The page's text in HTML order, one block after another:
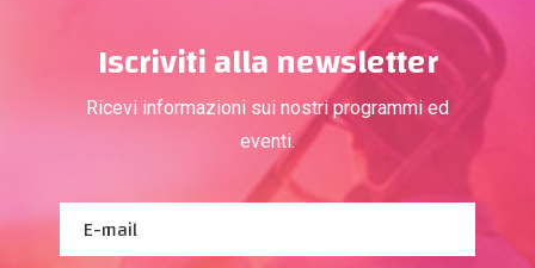
Iscriviti alla newsletter
Ricevi informazioni sui nostri programmi ed
eventi.